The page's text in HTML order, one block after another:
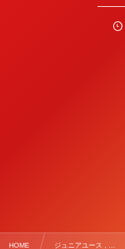
HOME ジュニアユース , …